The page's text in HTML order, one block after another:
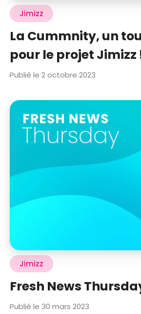
Jimizz
La Cummnity, un
pour le projet Jimizz
Publié le 2 octobre 2023
Jimizz
Fresh News
Publié le 30 mars 2023